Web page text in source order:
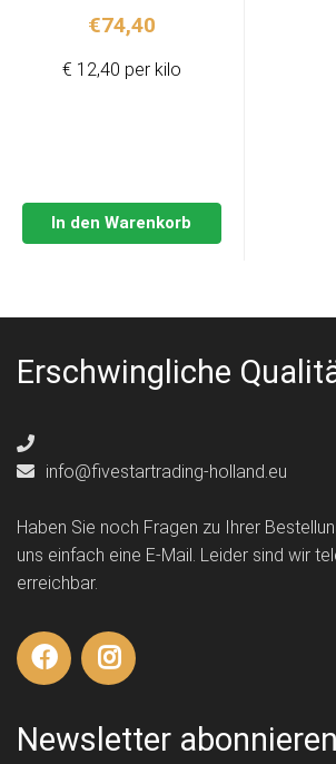
€74,40
In den Warenkorb
€ 12,40 per kilo
Erschwingliche
info@fivestartrading-holland.eu
Haben Sie noch Fragen zu Ihrer
uns einfach eine E-Mail. Leider sind wir
erreichbar.
Newsletter abonnieren